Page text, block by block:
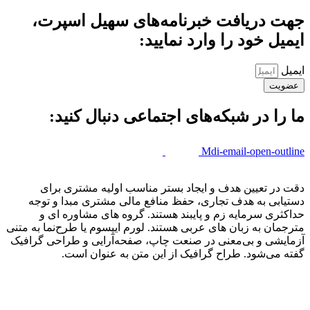
جهت دریافت خبرنامه‌های سهیل اسپرت،
ایمیل خود را وارد نمایید:
ایمیل
عضویت
ما را در شبکه‌های اجتماعی دنبال کنید:
Mdi-email-open-outline
دقت در تعیین هدف و ایجاد بستر مناسب اولیه مشتری برای
دستیابی به هدف تجاری، حفظ منافع مالی مشتری مبدا و توجه
حداکثری سرمایه زم و پایبند هستند. گروه های مشاوره ای و
مترجمان به زبان های عربی هستند. لورم ایپسوم یا طرح‌نما به متنی
آزمایشی و بی‌معنی در صنعت چاپ، صفحه‌آرایی و طراحی گرافیک
گفته می‌شود. طراح گرافیک از این متن به عنوان است.